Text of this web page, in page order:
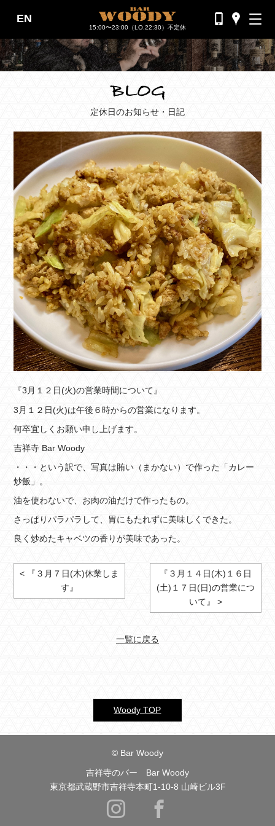
バーウッディTOP
バー ウッディについて
メニュー＆料金
おすすめカクテル
フォトギャラリー
ブログ
過去のブログ
EN
15:00〜23:00（LO.22:30）不定休
定休日のお知らせ・日記
『3月１２日(火)の営業時間について』
3月１２日(火)は午後６時からの営業になります。
何卒宜しくお願い申し上げます。
吉祥寺 Bar Woody
・・・という訳で、写真は賄い（まかない）で作った「カレー
炒飯」。
油を使わないで、お肉の油だけで作ったもの。
さっぱりパラパラして、胃にもたれずに美味しくできた。
良く炒めたキャベツの香りが美味であった。
< 『３月７日(木)休業しま
す』
『３月１４日(木)１６日
(土)１７日(日)の営業につ
いて』 >
一覧に戻る
Woody TOP
© Bar Woody
吉祥寺のバー Bar Woody
東京都武蔵野市吉祥寺本町1-10-8 山崎ビル3F